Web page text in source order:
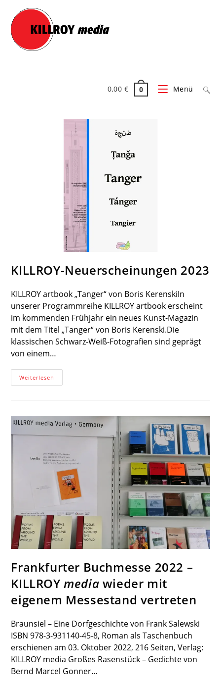
Inhalt
springen
0,00€ 0 Menü
KILLROY-Neuerscheinungen 2023
KILLROY artbook „Tanger“ von Boris KerenskiIn
unserer Programmreihe KILLROY artbook erscheint
im kommenden Frühjahr ein neues Kunst-Magazin
mit dem Titel „Tanger“ von Boris Kerenski.Die
klassischen Schwarz-Weiß-Fotografien sind geprägt
von einem…
Weiterlesen
Neuerscheinungen
Frankfurter Buchmesse 2022 –
KILLROYmedia wieder mit
eigenem Messestand vertreten
Braunsiel – Eine Dorfgeschichte von Frank Salewski
ISBN 978-3-931140-45-8, Roman als Taschenbuch
erschienen am 03. Oktober 2022, 216 Seiten, Verlag:
KILLROY media Großes Rasenstück – Gedichte von
Bernd Marcel Gonner…